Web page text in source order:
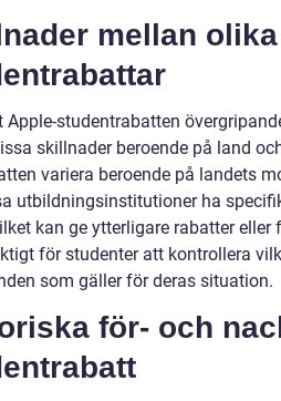
mellan
Apple-studentrabatten
skillnader beroende på land
variera beroende på landets
utbildningsinstitutioner ha
kan ge ytterligare rabatter
för studenter att kontrollera
som gäller för deras situation.
för- och